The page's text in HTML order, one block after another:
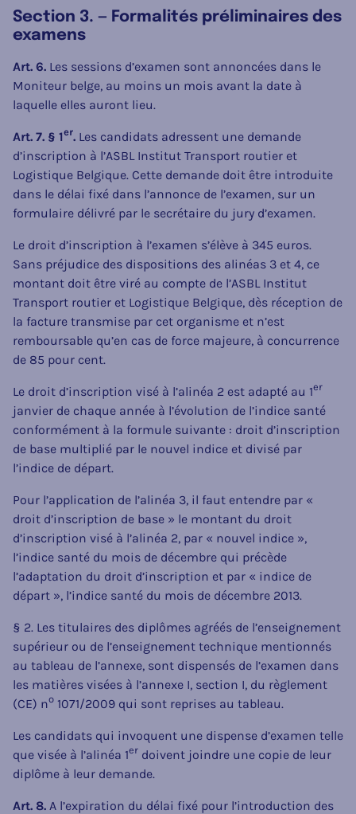
Section 3. — Formalités préliminaires des
examens
Art. 6. Les sessions d’examen sont annoncées dans le
Moniteur belge, au moins un mois avant la date à
laquelle elles auront lieu.
Art. 7. § 1er. Les candidats adressent une demande
d’inscription à l’ASBL Institut Transport routier et
Logistique Belgique. Cette demande doit être introduite
dans le délai fixé dans l’annonce de l’examen, sur un
formulaire délivré par le secrétaire du jury d’examen.
Le droit d’inscription à l’examen s’élève à 345 euros.
Sans préjudice des dispositions des alinéas 3 et 4, ce
montant doit être viré au compte de l’ASBL Institut
Transport routier et Logistique Belgique, dès réception de
la facture transmise par cet organisme et n’est
remboursable qu’en cas de force majeure, à concurrence
de 85 pour cent.
Le droit d’inscription visé à l’alinéa 2 est adapté au 1er
janvier de chaque année à l’évolution de l’indice santé
conformément à la formule suivante : droit d’inscription
de base multiplié par le nouvel indice et divisé par
l’indice de départ.
Pour l’application de l’alinéa 3, il faut entendre par «
droit d’inscription de base » le montant du droit
d’inscription visé à l’alinéa 2, par « nouvel indice »,
l’indice santé du mois de décembre qui précède
l’adaptation du droit d’inscription et par « indice de
départ », l’indice santé du mois de décembre 2013.
§ 2. Les titulaires des diplômes agréés de l’enseignement
supérieur ou de l’enseignement technique mentionnés
au tableau de l’annexe, sont dispensés de l’examen dans
les matières visées à l’annexe I, section I, du règlement
(CE) no 1071/2009 qui sont reprises au tableau.
Les candidats qui invoquent une dispense d’examen telle
que visée à l’alinéa 1er doivent joindre une copie de leur
diplôme à leur demande.
Art. 8. A l’expiration du délai fixé pour l’introduction des